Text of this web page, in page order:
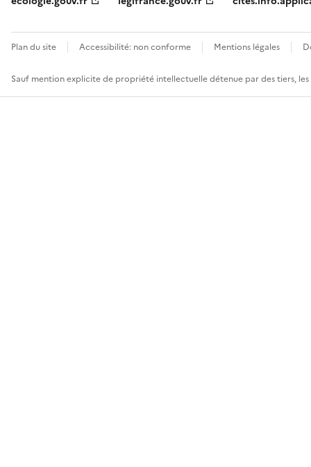
Plan du site Accessibilité: non conforme Mentions légales
Sauf mention explicite de propriété intellectuelle détenue par des tiers,